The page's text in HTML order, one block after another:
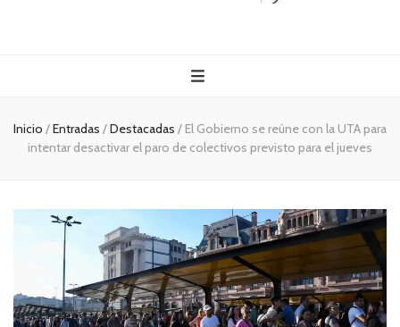
Todo es
(rosca)
política
Inicio /Entradas /Destacadas / El Gobierno se reúne con la UTA para
intentar desactivar el paro de colectivos previsto para el jueves